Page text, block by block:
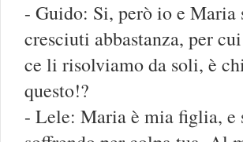
- Guido: Si, però io e Maria
cresciuti abbastanza, per
ce li risolviamo da soli, è
questo!?
- Lele: Maria è mia figlia, e